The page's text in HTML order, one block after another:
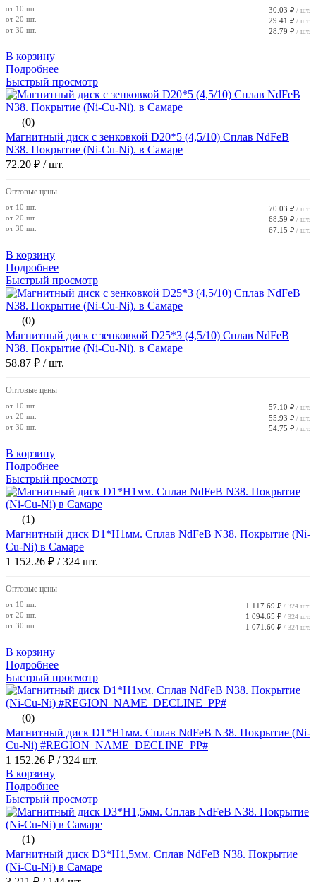
от 10 шт. 30.03 ₽ / шт.
от 20 шт. 29.41 ₽ / шт.
от 30 шт. 28.79 ₽ / шт.
В корзину
Подробнее
Быстрый просмотр
(0)
Магнитный диск с зенковкой D20*5 (4,5/10) Сплав NdFeB
N38. Покрытие (Ni-Cu-Ni). в Самаре
72.20 ₽ / шт.
Оптовые цены
от 10 шт. 70.03 ₽ / шт.
от 20 шт. 68.59 ₽ / шт.
от 30 шт. 67.15 ₽ / шт.
В корзину
Подробнее
Быстрый просмотр
(0)
Магнитный диск с зенковкой D25*3 (4,5/10) Сплав NdFeB
N38. Покрытие (Ni-Cu-Ni). в Самаре
58.87 ₽ / шт.
Оптовые цены
от 10 шт. 57.10 ₽ / шт.
от 20 шт. 55.93 ₽ / шт.
от 30 шт. 54.75 ₽ / шт.
В корзину
Подробнее
Быстрый просмотр
(1)
Магнитный диск D1*H1мм. Сплав NdFeB N38. Покрытие (Ni-
Cu-Ni) в Самаре
1 152.26 ₽ / 324 шт.
Оптовые цены
от 10 шт. 1 117.69 ₽ / 324 шт.
от 20 шт. 1 094.65 ₽ / 324 шт.
от 30 шт. 1 071.60 ₽ / 324 шт.
В корзину
Подробнее
Быстрый просмотр
(0)
Магнитный диск D1*H1мм. Сплав NdFeB N38. Покрытие (Ni-
Cu-Ni) #REGION_NAME_DECLINE_PP#
1 152.26 ₽ / 324 шт.
В корзину
Подробнее
Быстрый просмотр
(1)
Магнитный диск D3*H1,5мм. Сплав NdFeB N38. Покрытие
(Ni-Cu-Ni) в Самаре